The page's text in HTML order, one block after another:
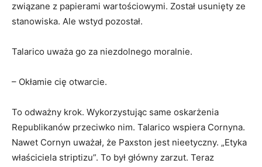
związane z papierami wartościowymi. Został usunięty ze
stanowiska. Ale wstyd pozostał.
Talarico uważa go za niezdolnego moralnie.
– Okłamie cię otwarcie.
To odważny krok. Wykorzystując same oskarżenia
Republikanów przeciwko nim. Talarico wspiera Cornyna.
Nawet Cornyn uważał, że Paxston jest nieetyczny. „Etyka
właściciela striptizu”. To był główny zarzut. Teraz